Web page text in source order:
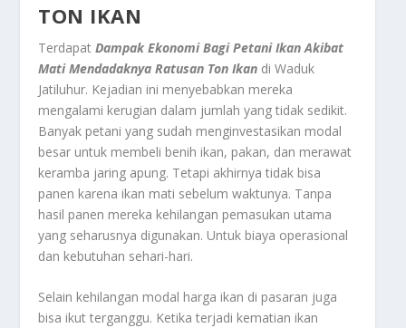
TON IKAN
TerdapatDampak Ekonomi Bagi Petani Ikan Akibat
Mati Mendadaknya Ratusan Ton Ikan di Waduk
Jatiluhur. Kejadian ini menyebabkan mereka
mengalami kerugian dalam jumlah yang tidak sedikit.
Banyak petani yang sudah menginvestasikan modal
besar untuk membeli benih ikan, pakan, dan merawat
keramba jaring apung. Tetapi akhirnya tidak bisa
panen karena ikan mati sebelum waktunya. Tanpa
hasil panen mereka kehilangan pemasukan utama
yang seharusnya digunakan. Untuk biaya operasional
dan kebutuhan sehari-hari.
Selain kehilangan modal harga ikan di pasaran juga
bisa ikut terganggu. Ketika terjadi kematian ikan